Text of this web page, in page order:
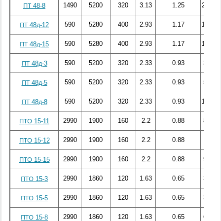
ПТ 48-8 1490 5200 320 3.13 1.25 297.07
ПТ 48д-12 590 5280 400 2.93 1.17 134.58
ПТ 48д-15 590 5280 400 2.93 1.17 186.58
ПТ 48д-3 590 5200 320 2.33 0.93 34.86
ПТ 48д-5 590 5200 320 2.33 0.93 58.62
ПТ 48д-8 590 5200 320 2.33 0.93 120.32
ПТО 15-11 2990 1900 160 2.2 0.88 80.46
ПТО 15-12 2990 1900 160 2.2 0.88
ПТО 15-15 2990 1900 160 2.2 0.88 99.04
ПТО 15-3 2990 1860 120 1.63 0.65 31.73
ПТО 15-5 2990 1860 120 1.63 0.65 38.59
ПТО 15-8 2990 1860 120 1.63 0.65 69.99